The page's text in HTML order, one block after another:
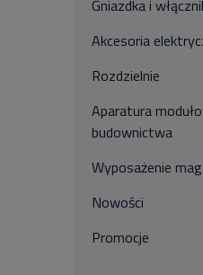
Gniazdka i
Akcesoria
Rozdzielnie
Aparatura
budownictwa
Wyposażenie
Nowości
Promocje